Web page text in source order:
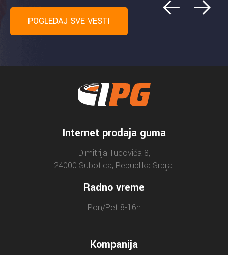
POGLEDAJ SVE VESTI
Internet prodaja guma
Dimitrija Tucovića 8,
24000 Subotica, Republika Srbija.
Radno vreme
Pon/Pet 8-16h
Kompanija